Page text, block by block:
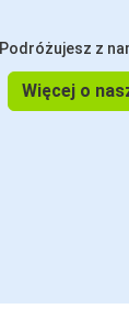
Podróżujesz z
Więcej o